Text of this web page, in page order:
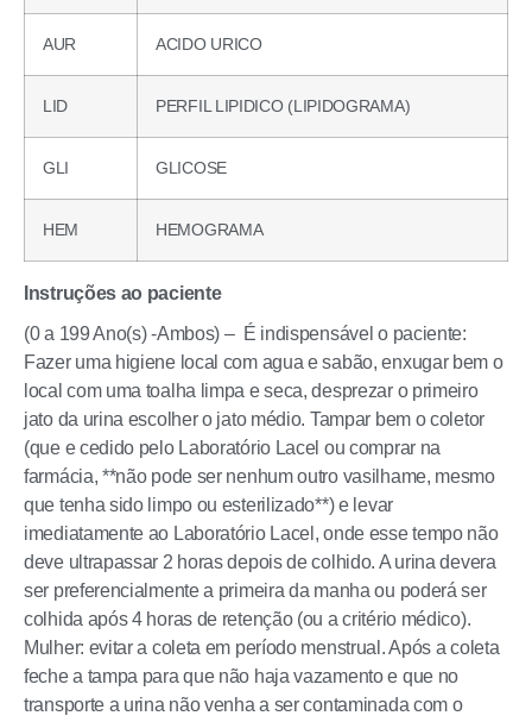
AUR ACIDO URICO
LID PERFIL LIPIDICO (LIPIDOGRAMA)
GLI GLICOSE
HEM HEMOGRAMA
Instruções ao paciente
(0 a 199 Ano(s) -Ambos) – É indispensável o paciente:
Fazer uma higiene local com agua e sabão, enxugar bem o
local com uma toalha limpa e seca, desprezar o primeiro
jato da urina escolher o jato médio. Tampar bem o coletor
(que e cedido pelo Laboratório Lacel ou comprar na
farmácia, **não pode ser nenhum outro vasilhame, mesmo
que tenha sido limpo ou esterilizado**) e levar
imediatamente ao Laboratório Lacel, onde esse tempo não
deve ultrapassar 2 horas depois de colhido. A urina devera
ser preferencialmente a primeira da manha ou poderá ser
colhida após 4 horas de retenção (ou a critério médico).
Mulher: evitar a coleta em período menstrual. Após a coleta
feche a tampa para que não haja vazamento e que no
transporte a urina não venha a ser contaminada com o